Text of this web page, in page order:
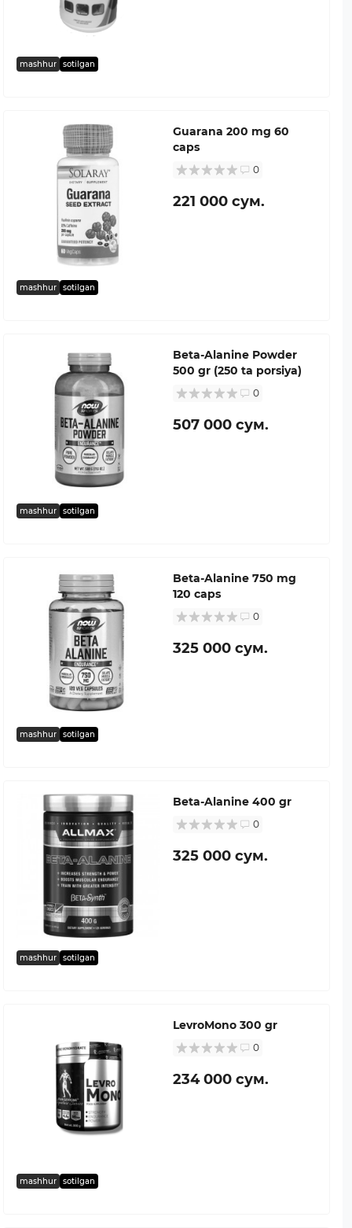
mashhur sotilgan
mashhur sotilgan
Guarana 200 mg 60
caps
0
221 000 сум.
mashhur sotilgan
Beta-Alanine Powder
500 gr (250 ta porsiya)
0
507 000 сум.
mashhur sotilgan
Beta-Alanine 750 mg
120 caps
0
325 000 сум.
mashhur sotilgan
Beta-Alanine 400 gr
0
325 000 сум.
mashhur sotilgan
LevroMono 300 gr
0
234 000 сум.